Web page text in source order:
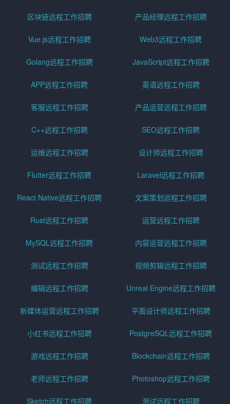
区块链远程工作招聘 产品经理远程工作招聘
Vue.js远程工作招聘 Web3远程工作招聘
Golang远程工作招聘 JavaScript远程工作招聘
APP远程工作招聘 英语远程工作招聘
客服远程工作招聘 产品运营远程工作招聘
C++远程工作招聘 SEO远程工作招聘
运维远程工作招聘 设计师远程工作招聘
Flutter远程工作招聘 Laravel远程工作招聘
React Native远程工作招聘 文案策划远程工作招聘
Rust远程工作招聘 运营远程工作招聘
MySQL远程工作招聘 内容运营远程工作招聘
测试远程工作招聘 视频剪辑远程工作招聘
编辑远程工作招聘 Unreal Engine远程工作招聘
新媒体运营远程工作招聘 平面设计师远程工作招聘
小红书远程工作招聘 PostgreSQL远程工作招聘
游戏远程工作招聘 Blockchain远程工作招聘
老师远程工作招聘 Photoshop远程工作招聘
Sketch远程工作招聘 测试远程工作招聘